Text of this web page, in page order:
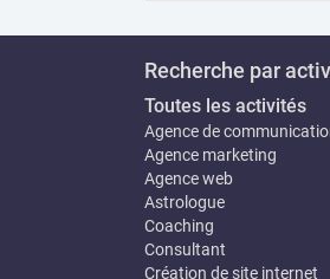
Recherche par
Toutes les activités
Agence de
Agence marketing
Agence web
Astrologue
Coaching
Consultant
Création de site internet